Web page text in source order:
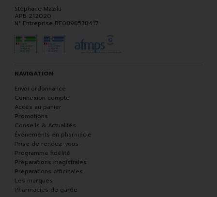
Stéphane Mazilu
APB 212020
N° Entreprise BE0898538417
NAVIGATION
Envoi ordonnance
Connexion compte
Accès au panier
Promotions
Conseils & Actualités
Événements en pharmacie
Prise de rendez-vous
Programme fidélité
Préparations magistrales
Préparations officinales
Les marques
Pharmacies de garde